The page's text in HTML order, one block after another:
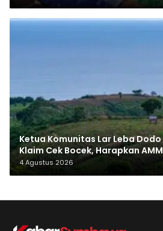
Ketua Komunitas Lar Leba
Klaim Cek Bocek, Harapkan
Makam Leluhur
4 Agustus 2026